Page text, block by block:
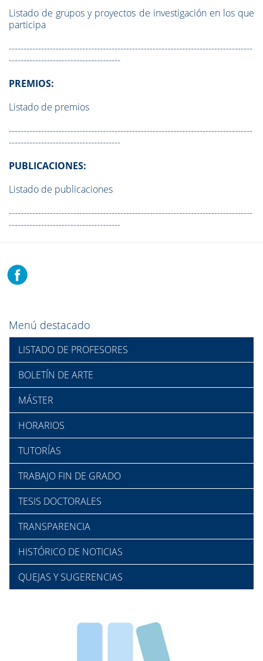
Listado de grupos y proyectos de investigación en los que
participa
-----------------------------------------------------------------------------------
--------------------------------------
PREMIOS:
Listado de premios
-----------------------------------------------------------------------------------
--------------------------------------
PUBLICACIONES:
Listado de publicaciones
-----------------------------------------------------------------------------------
--------------------------------------
Menú destacado
LISTADO DE PROFESORES
BOLETÍN DE ARTE
MÁSTER
HORARIOS
TUTORÍAS
TRABAJO FIN DE GRADO
TESIS DOCTORALES
TRANSPARENCIA
HISTÓRICO DE NOTICIAS
QUEJAS Y SUGERENCIAS